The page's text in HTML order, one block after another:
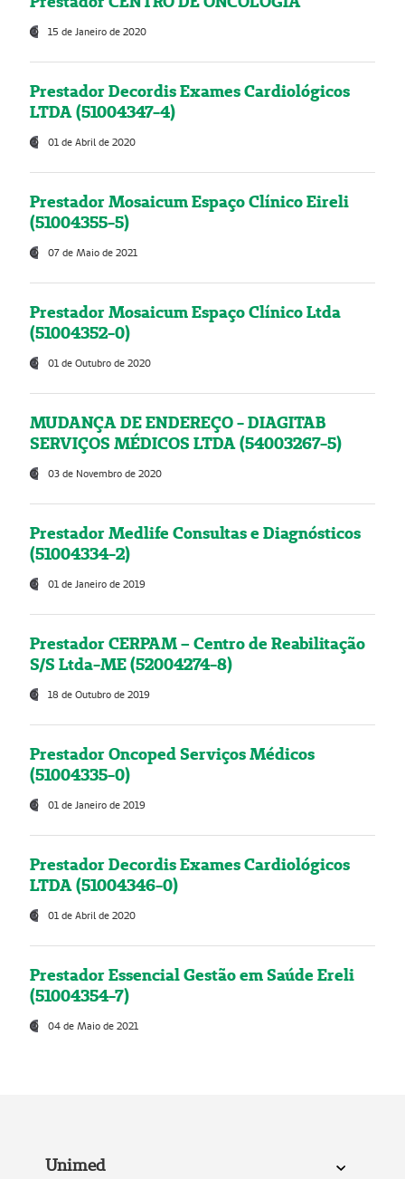
15 de Janeiro de 2020
Prestador Decordis Exames Cardiológicos
LTDA (51004347-4)
01 de Abril de 2020
Prestador Mosaicum Espaço Clínico Eireli
(51004355-5)
07 de Maio de 2021
Prestador Mosaicum Espaço Clínico Ltda
(51004352-0)
01 de Outubro de 2020
MUDANÇA DE ENDEREÇO - DIAGITAB
SERVIÇOS MÉDICOS LTDA (54003267-5)
03 de Novembro de 2020
Prestador Medlife Consultas e Diagnósticos
(51004334-2)
01 de Janeiro de 2019
Prestador CERPAM – Centro de Reabilitação
S/S Ltda-ME (52004274-8)
18 de Outubro de 2019
Prestador Oncoped Serviços Médicos
(51004335-0)
01 de Janeiro de 2019
Prestador Decordis Exames Cardiológicos
LTDA (51004346-0)
01 de Abril de 2020
Prestador Essencial Gestão em Saúde Ereli
(51004354-7)
04 de Maio de 2021
Unimed